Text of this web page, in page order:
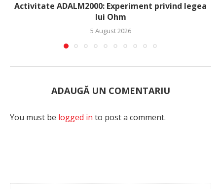
Activitate ADALM2000: Experiment privind legea
lui Ohm
5 August 2026
ADAUGĂ UN COMENTARIU
You must be logged in to post a comment.